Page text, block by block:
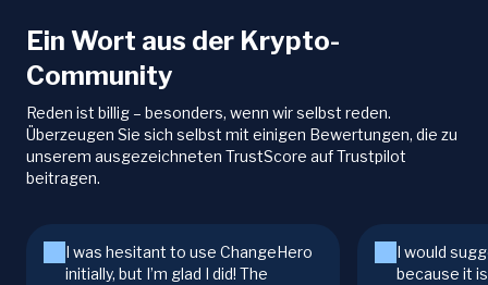
Ein Wort aus der Krypto-
Community
Reden ist billig – besonders, wenn wir selbst reden.
Überzeugen Sie sich selbst mit einigen Bewertungen, die zu
unserem ausgezeichneten TrustScore auf Trustpilot
beitragen.
I was hesitant to use ChangeHero
initially, but I’m glad I did! The
I would
because it